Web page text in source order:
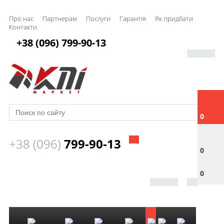
Про нас Партнерам Послуги Гарантія
Як придбати
Контакти
0
0
0
+38 (096) 799-90-13
+38 (096) 799-90-13